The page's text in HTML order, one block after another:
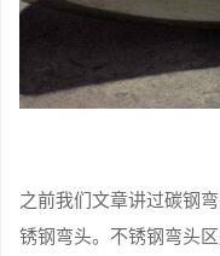
之前我们文章讲过碳钢
锈钢弯头。不锈钢弯头